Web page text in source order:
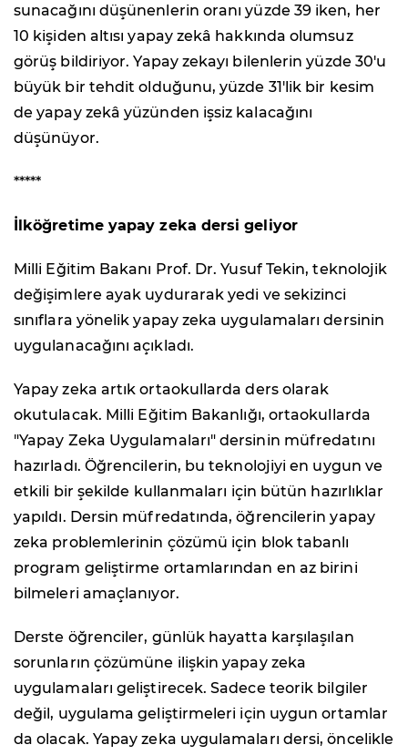
sunacağını düşünenlerin oranı yüzde 39 iken, her
10 kişiden altısı yapay zekâ hakkında olumsuz
görüş bildiriyor. Yapay zekayı bilenlerin yüzde 30'u
büyük bir tehdit olduğunu, yüzde 31'lik bir kesim
de yapay zekâ yüzünden işsiz kalacağını
düşünüyor.
*****
İlköğretime yapay zeka dersi geliyor
Milli Eğitim Bakanı Prof. Dr. Yusuf Tekin, teknolojik
değişimlere ayak uydurarak yedi ve sekizinci
sınıflara yönelik yapay zeka uygulamaları dersinin
uygulanacağını açıkladı.
Yapay zeka artık ortaokullarda ders olarak
okutulacak. Milli Eğitim Bakanlığı, ortaokullarda
"Yapay Zeka Uygulamaları" dersinin müfredatını
hazırladı. Öğrencilerin, bu teknolojiyi en uygun ve
etkili bir şekilde kullanmaları için bütün hazırlıklar
yapıldı. Dersin müfredatında, öğrencilerin yapay
zeka problemlerinin çözümü için blok tabanlı
program geliştirme ortamlarından en az birini
bilmeleri amaçlanıyor.
Derste öğrenciler, günlük hayatta karşılaşılan
sorunların çözümüne ilişkin yapay zeka
uygulamaları geliştirecek. Sadece teorik bilgiler
değil, uygulama geliştirmeleri için uygun ortamlar
da olacak. Yapay zeka uygulamaları dersi, öncelikle